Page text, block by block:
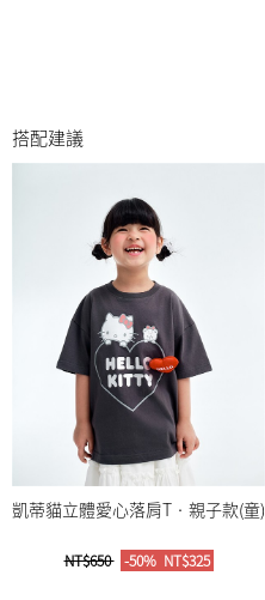
搭配建議
凱蒂貓立體愛心落肩T‧親子款(童)
NT$650 -50% NT$325